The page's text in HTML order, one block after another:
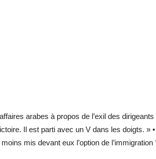
arabes à propos de l’exil des
Il est parti avec un V dans les doigts. »
mis devant eux l’option de l’immigration